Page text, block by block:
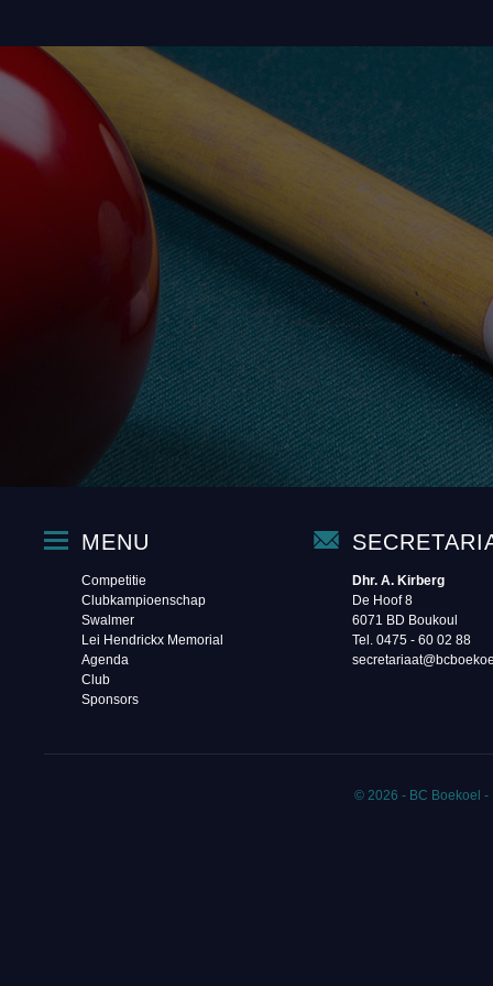
MENU
Competitie
Clubkampioenschap
Swalmer
Lei Hendrickx Memorial
Agenda
Club
Sponsors
Dhr. A. Kirberg
De Hoof 8
6071 BD Boukoul
Tel. 0475 - 60 02 88‬
© 2026 - BC Boekoel